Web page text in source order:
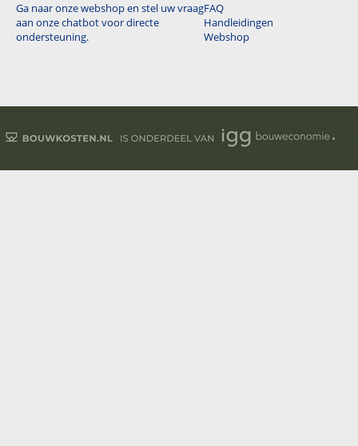
Ga naar onze webshop en stel uw vraag
aan onze chatbot voor directe
ondersteuning.
FAQ
Handleidingen
Webshop